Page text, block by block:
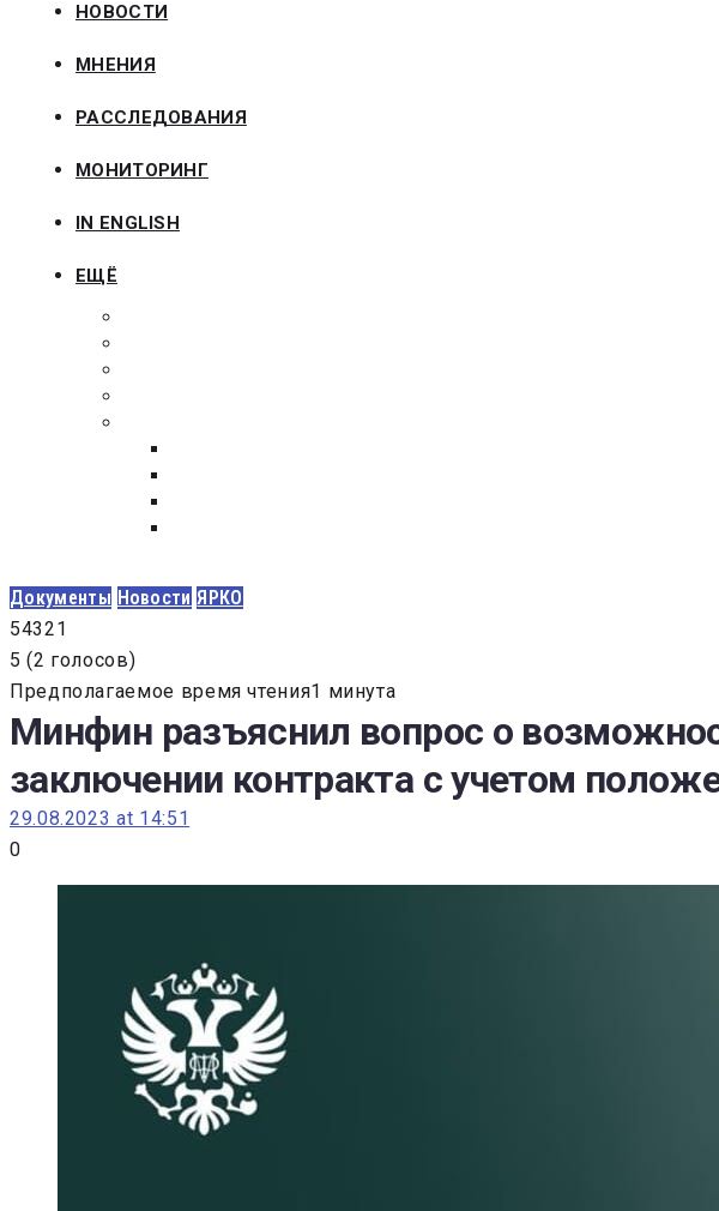
НОВОСТИ
МНЕНИЯ
РАССЛЕДОВАНИЯ
МОНИТОРИНГ
IN ENGLISH
ЕЩЁ
Документы Новости ЯРКО
54321
5 (2 голосов)
Предполагаемое время чтения1 минута
Минфин разъяснил вопрос о
заключении контракта с учетом
29.08.2023 at 14:51
0